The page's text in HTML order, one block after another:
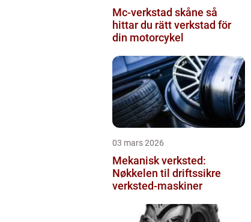
Mc-verkstad skåne så
hittar du rätt verkstad för
din motorcykel
03 mars 2026
Mekanisk verksted:
Nøkkelen til driftssikre
verksted-maskiner